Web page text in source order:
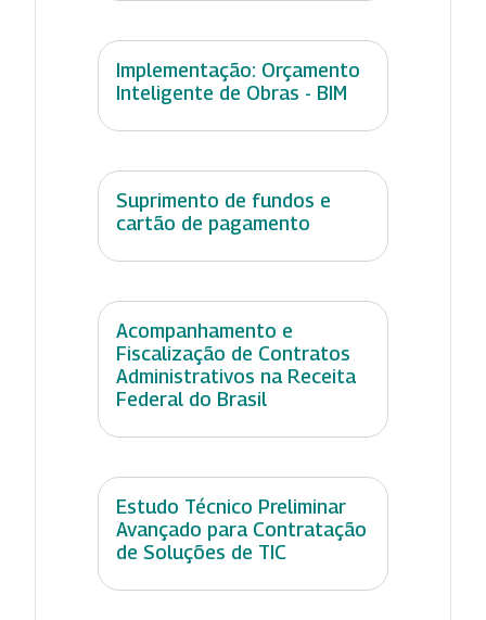
Implementação: Orçamento
Inteligente de Obras - BIM
Suprimento de fundos e
cartão de pagamento
Acompanhamento e
Fiscalização de Contratos
Administrativos na Receita
Federal do Brasil
Estudo Técnico Preliminar
Avançado para Contratação
de Soluções de TIC